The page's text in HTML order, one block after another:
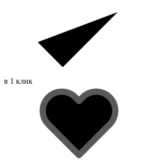
в 1 клик